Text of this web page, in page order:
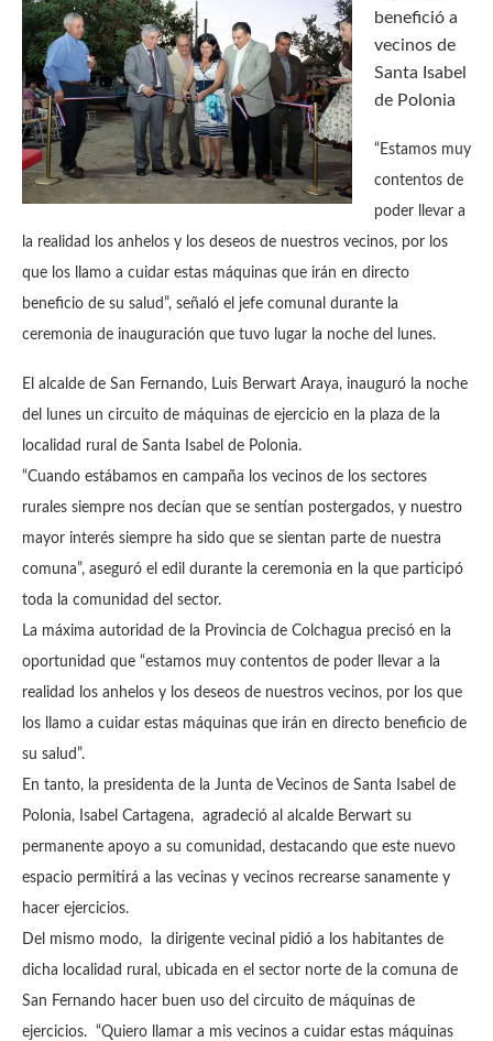
benefició a
vecinos de
Santa Isabel
de Polonia
“Estamos muy
contentos de
poder llevar a
la realidad los anhelos y los deseos de nuestros vecinos, por los
que los llamo a cuidar estas máquinas que irán en directo
beneficio de su salud”, señaló el jefe comunal durante la
ceremonia de inauguración que tuvo lugar la noche del lunes.
El alcalde de San Fernando, Luis Berwart Araya, inauguró la noche
del lunes un circuito de máquinas de ejercicio en la plaza de la
localidad rural de Santa Isabel de Polonia.
“Cuando estábamos en campaña los vecinos de los sectores
rurales siempre nos decían que se sentían postergados, y nuestro
mayor interés siempre ha sido que se sientan parte de nuestra
comuna”, aseguró el edil durante la ceremonia en la que participó
toda la comunidad del sector.
La máxima autoridad de la Provincia de Colchagua precisó en la
oportunidad que “estamos muy contentos de poder llevar a la
realidad los anhelos y los deseos de nuestros vecinos, por los que
los llamo a cuidar estas máquinas que irán en directo beneficio de
su salud”.
En tanto, la presidenta de la Junta de Vecinos de Santa Isabel de
Polonia, Isabel Cartagena, agradeció al alcalde Berwart su
permanente apoyo a su comunidad, destacando que este nuevo
espacio permitirá a las vecinas y vecinos recrearse sanamente y
hacer ejercicios.
Del mismo modo, la dirigente vecinal pidió a los habitantes de
dicha localidad rural, ubicada en el sector norte de la comuna de
San Fernando hacer buen uso del circuito de máquinas de
ejercicios. “Quiero llamar a mis vecinos a cuidar estas máquinas